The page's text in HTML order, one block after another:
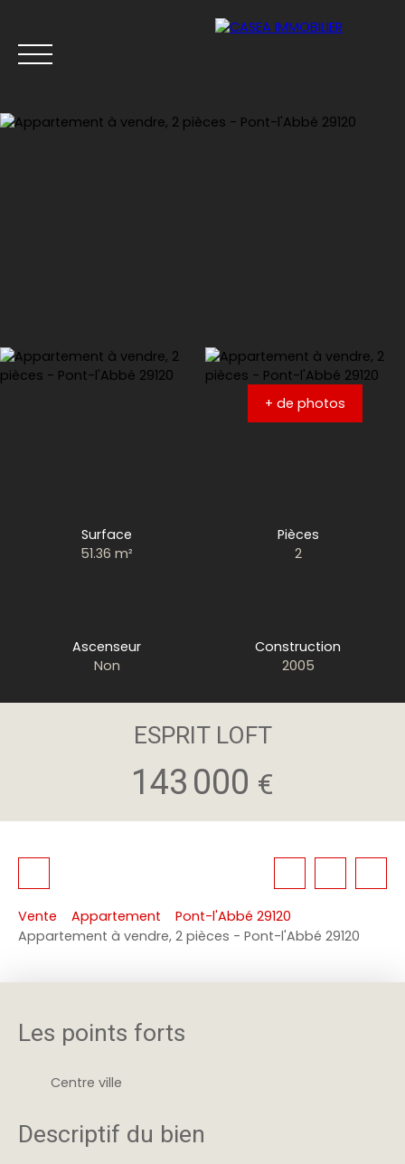
+ de photos
Surface
51.36m²
Pièces
2
Ascenseur
Non
Construction
2005
ESPRIT LOFT
143 000 €
Vente Appartement
Pont-l'Abbé 29120
Appartement à vendre, 2 pièces - Pont-l'Abbé 29120
Les points forts
Centre ville
Descriptif du bien